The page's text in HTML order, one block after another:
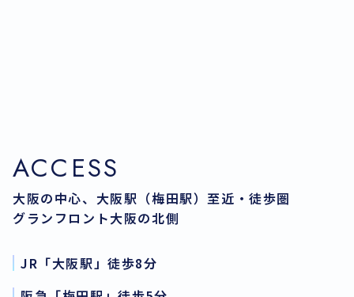
ACCESS
大阪の中心、大阪駅（梅田駅）至近・徒歩圏
グランフロント大阪の北側
JR「大阪駅」徒歩8分